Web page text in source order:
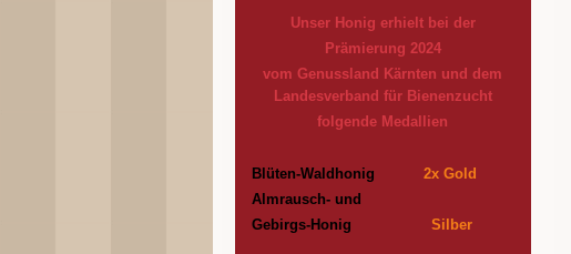
Unser Honig erhielt bei der
Prämierung 2024
vom Genussland Kärnten und dem
Landesverband für Bienenzucht
folgende Medallien
Blüten-Waldhonig
2x Gold
Almrausch- und
Gebirgs-Honig Silber